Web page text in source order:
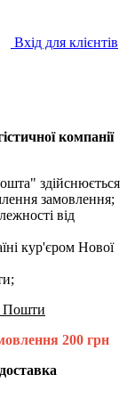
Вхід для клієнтів
компанії
здійснюється
замовлення;
від
кур'єром Нової
Пошти
200 грн